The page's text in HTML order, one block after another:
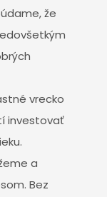
že
vrecko
investovať
a
Bez